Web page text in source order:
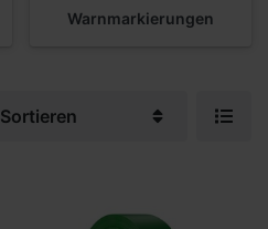
Warnmarkierungen
Sortieren